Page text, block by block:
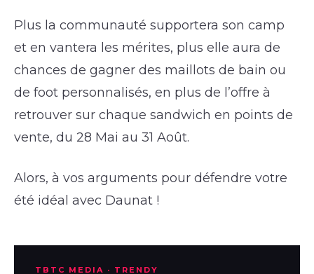
Plus la communauté supportera son camp
et en vantera les mérites, plus elle aura de
chances de gagner des maillots de bain ou
de foot personnalisés, en plus de l’offre à
retrouver sur chaque sandwich en points de
vente, du 28 Mai au 31 Août.
Alors, à vos arguments pour défendre votre
été idéal avec Daunat !
TBTC MEDIA · TRENDY